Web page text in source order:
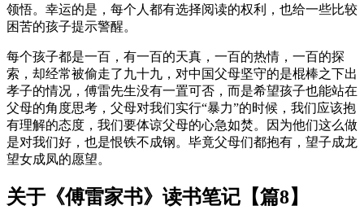
领悟。幸运的是，每个人都有选择阅读的权利，也给一些比较
困苦的孩子提示警醒。
每个孩子都是一百，有一百的天真，一百的热情，一百的探
索，却经常被偷走了九十九，对中国父母坚守的是棍棒之下出
孝子的情况，傅雷先生没有一置可否，而是希望孩子也能站在
父母的角度思考，父母对我们实行“暴力”的时候，我们应该抱
有理解的态度，我们要体谅父母的心急如焚。因为他们这么做
是对我们好，也是恨铁不成钢。毕竟父母们都抱有，望子成龙
望女成凤的愿望。
关于《傅雷家书》读书笔记【篇8】